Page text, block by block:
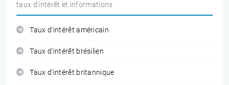
taux d'intérêt et informations
Taux d'intérêt américain
Taux d'intérêt brésilien
Taux d'intérêt britannique